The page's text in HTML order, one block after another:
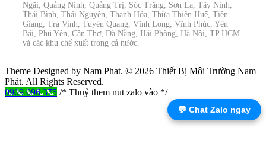
Ngãi, Quảng Ninh, Quảng Trị, Sóc Trăng, Sơn La, Tây Ninh,
Thái Bình, Thái Nguyên, Thanh Hóa, Thừa Thiên Huế, Tiền
Giang, Trà Vinh, Tuyên Quang, Vĩnh Long, Vĩnh Phúc, Yên
Bái, Phú Yên, Cần Thơ, Đà Nẵng, Hải Phòng, Hà Nội, TP HCM
và các khu chế xuất trong cả nước.
Theme Designed by Nam Phat. © 2026 Thiết Bị Môi Trường Nam
Phát. All Rights Reserved.
0909 096 375 /* Thuỷ them nut zalo vào */
💬 Chat Zalo ngay